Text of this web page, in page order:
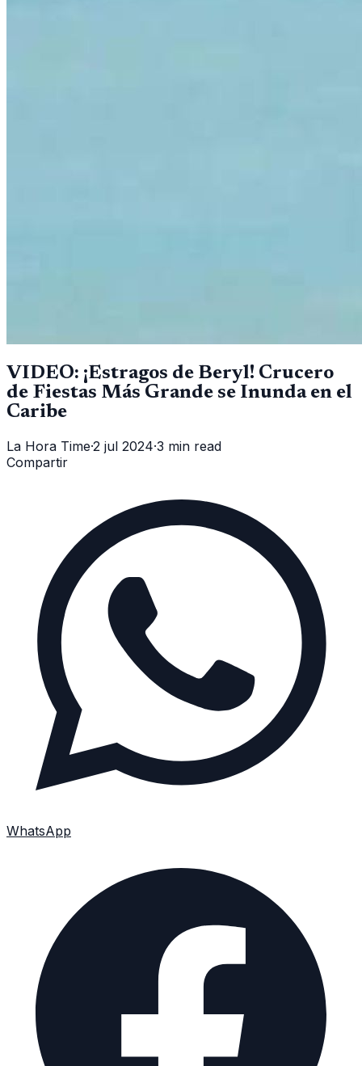
VIDEO: ¡Estragos de Beryl! Crucero
de Fiestas Más Grande se Inunda en el
Caribe
La Hora Time·2 jul 2024·3 min read
Compartir
WhatsApp